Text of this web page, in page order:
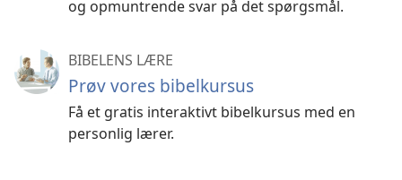
og opmuntrende svar på det spørgsmål.
BIBELENS LÆRE
Prøv vores bibelkursus
Få et gratis interaktivt bibelkursus med en
personlig lærer.